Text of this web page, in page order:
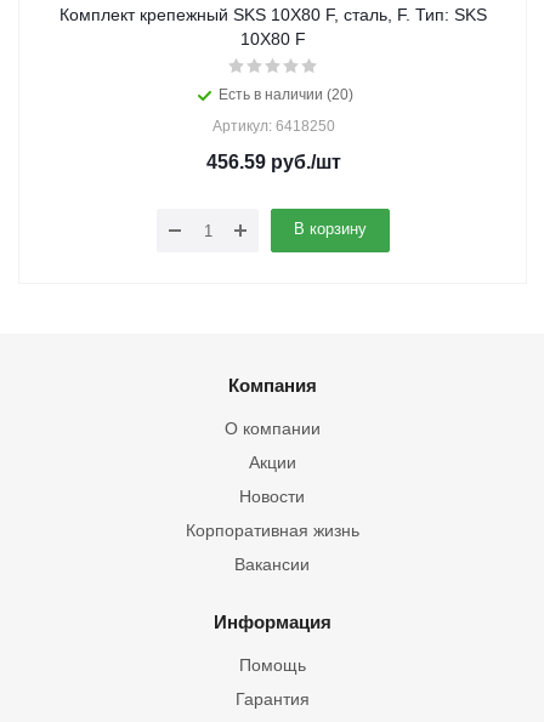
Комплект крепежный SKS 10X80 F, сталь, F. Тип: SKS
10X80 F
Есть в наличии (20)
Артикул: 6418250
456.59руб./шт
В корзину
Компания
О компании
Акции
Новости
Корпоративная жизнь
Вакансии
Информация
Помощь
Гарантия